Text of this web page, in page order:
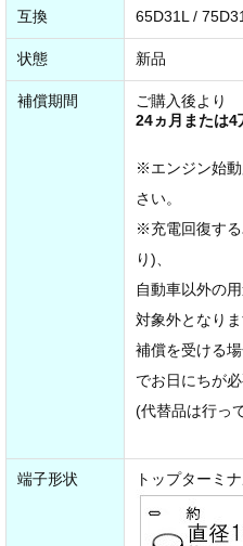
互換 65D31L /
状態 新品
補償期間
ご購入後より
24ヵ月または4
※エンジン始
さい。
※充電回復す
り)、
自動車以外の
対象外となりま
補償を受ける
でお日にちが
(代替品は行っ
端子形状 トップターミ